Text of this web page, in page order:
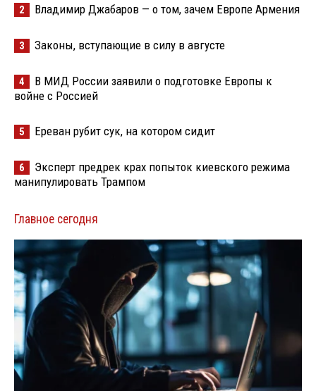
2 Владимир Джабаров — о том, зачем Европе Армения
3 Законы, вступающие в силу в августе
4
В МИД России заявили о подготовке Европы к
войне с Россией
5 Ереван рубит сук, на котором сидит
6
Эксперт предрек крах попыток киевского режима
манипулировать Трампом
Главное сегодня